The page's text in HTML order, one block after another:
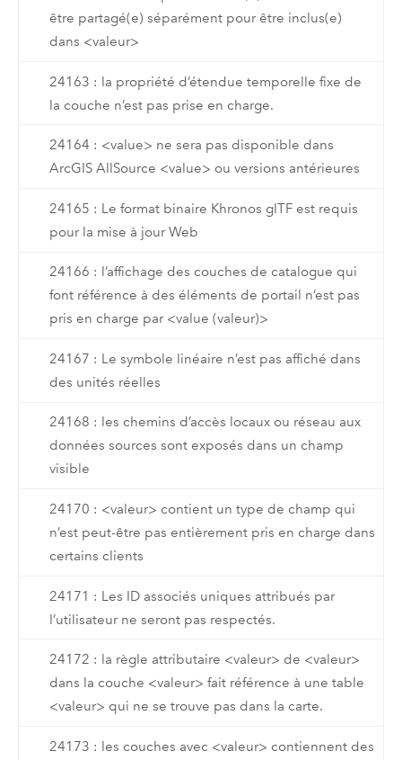
être partagé(e) séparément pour être inclus(e)
dans <valeur>
24163 : la propriété d’étendue temporelle fixe de
la couche n’est pas prise en charge.
24164 : <value> ne sera pas disponible dans
ArcGIS AllSource <value> ou versions antérieures
24165 : Le format binaire Khronos glTF est requis
pour la mise à jour Web
24166 : l’affichage des couches de catalogue qui
font référence à des éléments de portail n’est pas
pris en charge par <value (valeur)>
24167 : Le symbole linéaire n’est pas affiché dans
des unités réelles
24168 : les chemins d’accès locaux ou réseau aux
données sources sont exposés dans un champ
visible
24170 : <valeur> contient un type de champ qui
n’est peut-être pas entièrement pris en charge dans
certains clients
24171 : Les ID associés uniques attribués par
l’utilisateur ne seront pas respectés.
24172 : la règle attributaire <valeur> de <valeur>
dans la couche <valeur> fait référence à une table
<valeur> qui ne se trouve pas dans la carte.
24173 : les couches avec <valeur> contiennent des